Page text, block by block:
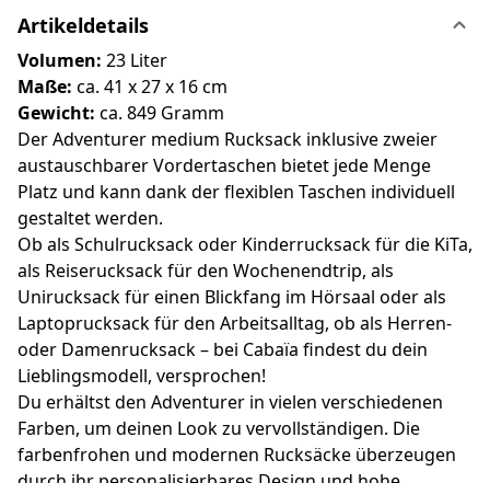
Artikeldetails
Volumen: 23 Liter
Maße: ca. 41 x 27 x 16 cm
Gewicht: ca. 849 Gramm
Der Adventurer medium Rucksack inklusive zweier
austauschbarer Vordertaschen bietet jede Menge
Platz und kann dank der flexiblen Taschen individuell
gestaltet werden.
Ob als Schulrucksack oder Kinderrucksack für die KiTa,
als Reiserucksack für den Wochenendtrip, als
Unirucksack für einen Blickfang im Hörsaal oder als
Laptoprucksack für den Arbeitsalltag, ob als Herren-
oder Damenrucksack – bei Cabaïa findest du dein
Lieblingsmodell, versprochen!
Du erhältst den Adventurer in vielen verschiedenen
Farben, um deinen Look zu vervollständigen. Die
farbenfrohen und modernen Rucksäcke überzeugen